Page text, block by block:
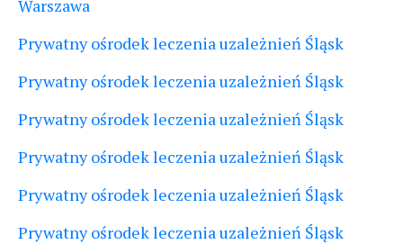
Warszawa
Prywatny ośrodek leczenia uzależnień Śląsk
Prywatny ośrodek leczenia uzależnień Śląsk
Prywatny ośrodek leczenia uzależnień Śląsk
Prywatny ośrodek leczenia uzależnień Śląsk
Prywatny ośrodek leczenia uzależnień Śląsk
Prywatny ośrodek leczenia uzależnień Śląsk